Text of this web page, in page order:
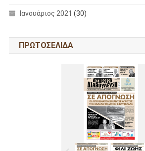
Ιανουάριος 2021 (30)
ΠΡΩΤΟΣΕΛΙΔΑ